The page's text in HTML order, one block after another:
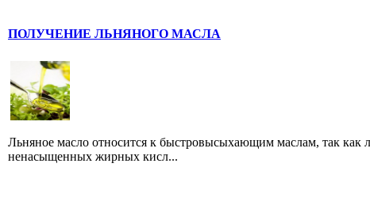
ПОЛУЧЕНИЕ ЛЬНЯНОГО МАСЛА
Льняное масло относится к быстровысыхающим маслам, так как
ненасыщенных жирных кисл...